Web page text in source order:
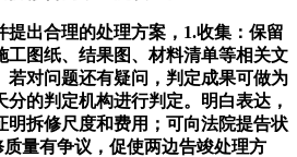
出合理的处理方案，1.收集：保留
工图纸、结果图、材料清单等相关文
若对问题还有疑问，判定成果可做为
的判定机构进行判定。明白表达，
明拆修尺度和费用；可向法院提告状
量有争议，促使两边告竣处理方